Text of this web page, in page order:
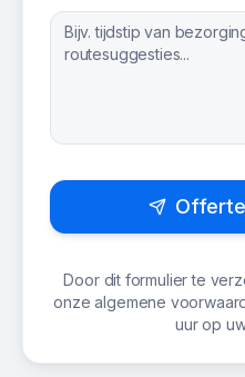
Door dit formulier te
onze algemene
uur op